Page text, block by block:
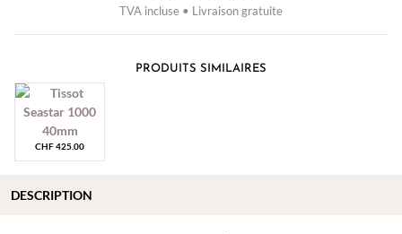
TVA incluse • Livraison gratuite
PRODUITS SIMILAIRES
CHF425.00
DESCRIPTION